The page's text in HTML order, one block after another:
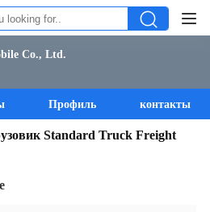
Co., Ltd.
Профиль контакты
Standard Truck Freight